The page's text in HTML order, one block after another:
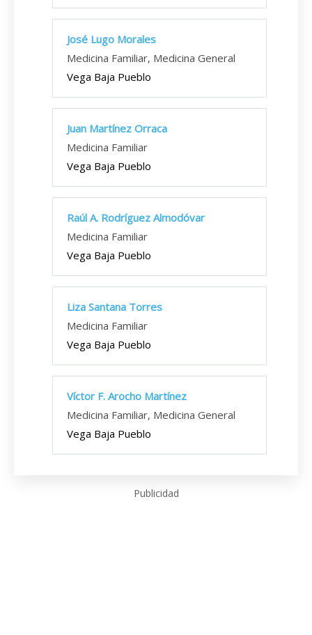
José Lugo Morales
Medicina Familiar, Medicina General
Vega Baja Pueblo
Juan Martínez Orraca
Medicina Familiar
Vega Baja Pueblo
Raúl A. Rodríguez Almodóvar
Medicina Familiar
Vega Baja Pueblo
Liza Santana Torres
Medicina Familiar
Vega Baja Pueblo
Víctor F. Arocho Martínez
Medicina Familiar, Medicina General
Vega Baja Pueblo
Publicidad